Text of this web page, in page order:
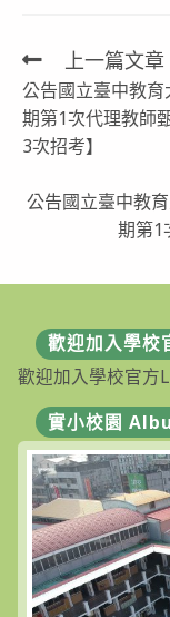
Read
more
articles
上一篇文章
公告國立臺中教
期第1次代理教師
3次招考】
公告國立臺中教
期第1
歡迎加入學校
歡迎加入學校官方
實小校園